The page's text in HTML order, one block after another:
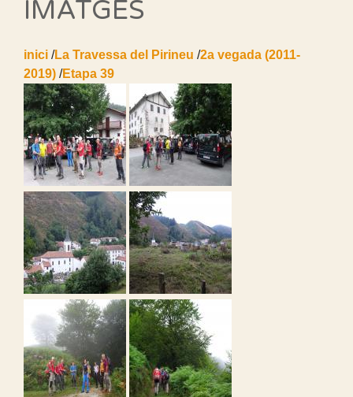
IMATGES
inici /La Travessa del Pirineu /2a vegada (2011-
2019) /Etapa 39